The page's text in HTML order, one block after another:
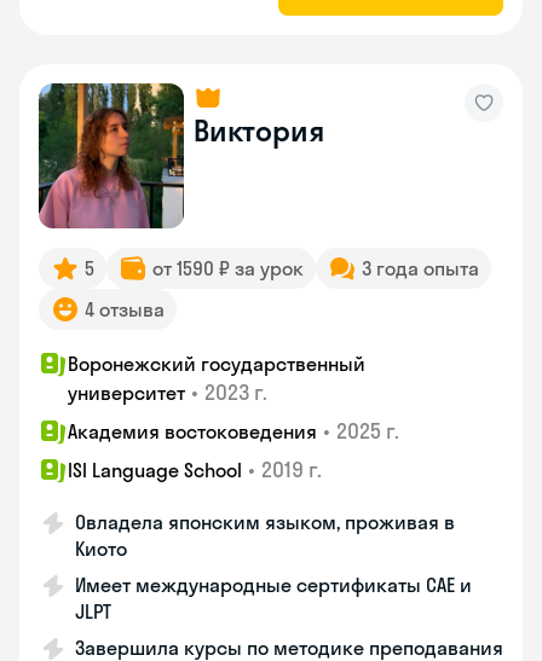
Виктория
5 от 1590 ₽ за урок
3 года опыта
4 отзыва
Воронежский государственный
университет • 2023 г.
Академия востоковедения • 2025 г.
ISI Language School • 2019 г.
Овладела японским языком, проживая в
Киото
Имеет международные сертификаты CAE и
JLPT
Завершила курсы по методике преподавания